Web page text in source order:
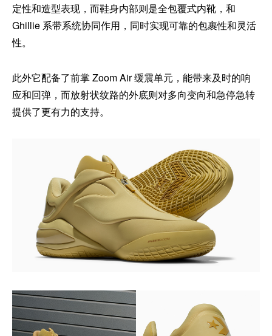
定性和造型表现，而鞋身内部则是全包覆式内靴，和
Ghillie 系带系统协同作用，同时实现可靠的包裹性和灵活
性。
此外它配备了前掌 Zoom Air 缓震单元，能带来及时的响
应和回弹，而放射状纹路的外底则对多向变向和急停急转
提供了更有力的支持。